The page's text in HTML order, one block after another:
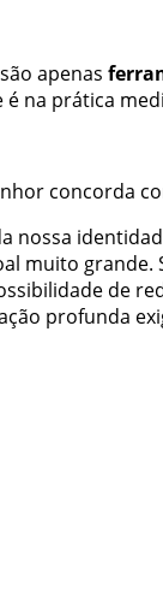
apenas
é na prática
concorda
nossa
muito grande.
de
profunda